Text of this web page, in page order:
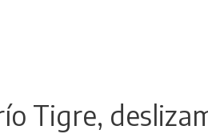
Tigre,